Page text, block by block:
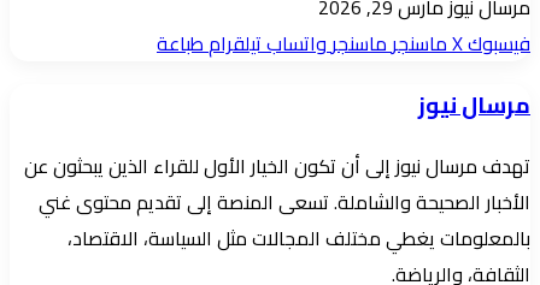
مرسال نيوز
بريدا
مارس 29, 2026
فيسبوك‫Xماسنجرماسنجرواتسابتيلقرامطباعة
مرسال نيوز
تهدف مرسال نيوز إلى أن تكون الخيار الأول للقراء الذين يبحثون عن
الأخبار الصحيحة والشاملة. تسعى المنصة إلى تقديم محتوى غني
بالمعلومات يغطي مختلف المجالات مثل السياسة، الاقتصاد،
الثقافة، والرياضة.